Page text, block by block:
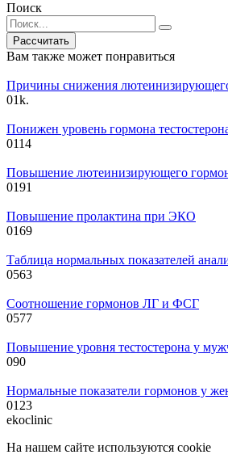
Поиск
Search
for:
Вам также может понравиться
Причины снижения
01k.
Понижен уровень гормона
0114
Повышение лютеинизирующего
0191
Повышение пролактина при ЭКО
0169
Таблица нормальных показателей
0563
Соотношение гормонов ЛГ и ФСГ
0577
Повышение уровня тестостерона у
090
Нормальные показатели гормонов у
0123
ekoclinic
На нашем сайте используются cookie